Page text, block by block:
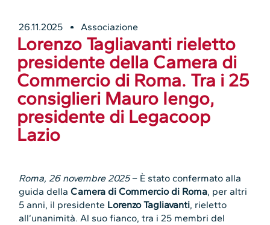
26.11.2025 Associazione
Lorenzo Tagliavanti rieletto
presidente della Camera di
Commercio di Roma. Tra i 25
consiglieri Mauro Iengo,
presidente di Legacoop
Lazio
Roma, 26 novembre 2025– È stato confermato alla
guida della Camera di Commercio di Roma, per altri
5 anni, il presidente Lorenzo Tagliavanti, rieletto
all’unanimità. Al suo fianco, tra i 25 membri del